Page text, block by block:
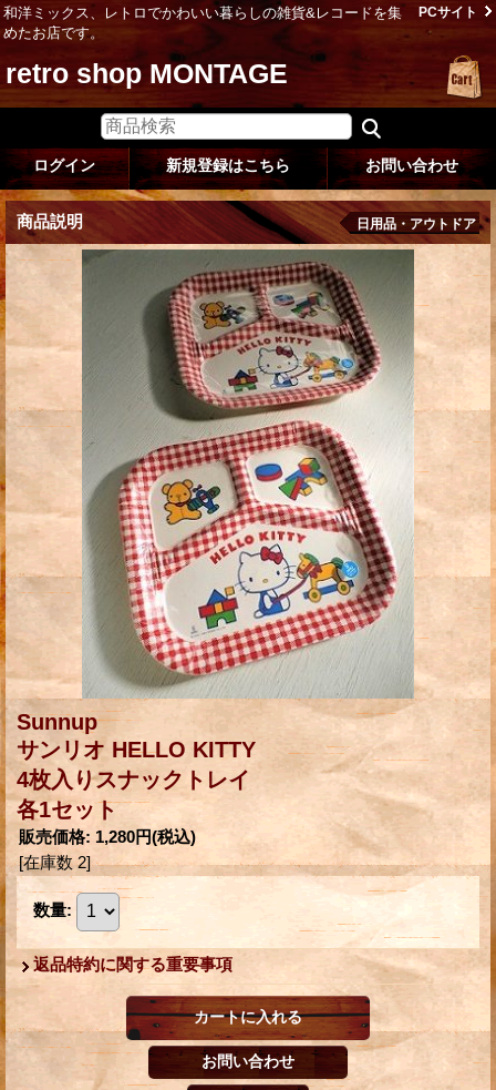
和洋ミックス、レトロでかわいい暮らしの雑貨&レコードを集
めたお店です。
PCサイト
retro shop MONTAGE
ログイン 新規登録はこちら お問い合わせ
商品説明 日用品・アウトドア
Sunnup
サンリオ HELLO KITTY
4枚入りスナックトレイ
各1セット
販売価格: 1,280円(税込)
[在庫数 2]
数量:
返品特約に関する重要事項